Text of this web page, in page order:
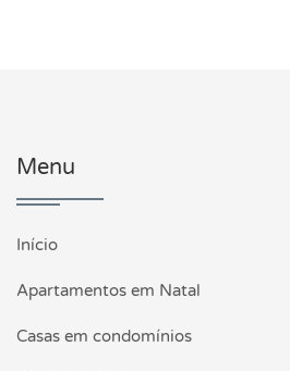
Menu
Início
Apartamentos em Natal
Casas em condomínios